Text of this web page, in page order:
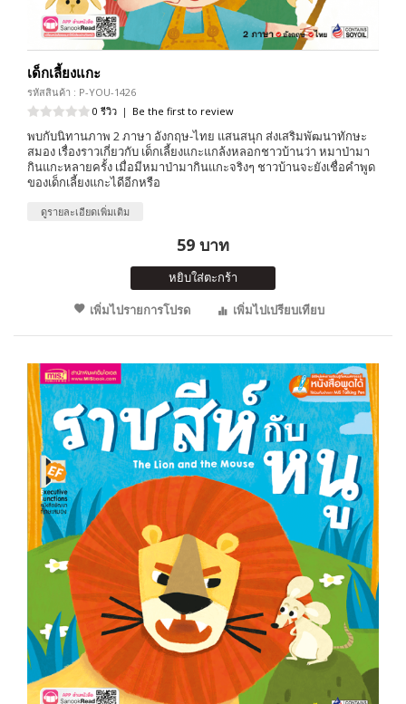
เด็กเลี้ยงแกะ
รหัสสินค้า : P-YOU-1426
0 รีวิว | Be the first to review
พบกับนิทานภาพ 2 ภาษา อังกฤษ-ไทย แสนสนุก ส่งเสริมพัฒนาทักษะ
สมอง เรื่องราวเกี่ยวกับ เด็กเลี้ยงแกะแกล้งหลอกชาวบ้านว่า หมาป่ามา
กินแกะหลายครั้ง เมื่อมีหมาป่ามากินแกะจริงๆ ชาวบ้านจะยังเชื่อคำพูด
ของเด็กเลี้ยงแกะไดีอีกหรือ
ดูรายละเอียดเพิ่มเติม
59 บาท
หยิบใส่ตะกร้า
เพิ่มไปรายการโปรด
เพิ่มไปเปรียบเทียบ